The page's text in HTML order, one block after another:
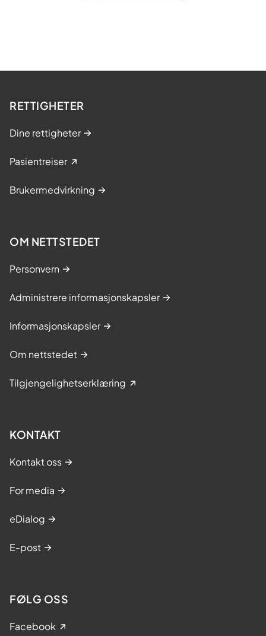
RETTIGHETER
Dine rettigheter
Pasientreiser
Brukermedvirkning
OM NETTSTEDET
Personvern
Administrere informasjonskapsler
Informasjonskapsler
Om nettstedet
Tilgjengelighetserklæring
KONTAKT
Kontakt oss
For media
eDialog
E-post
FØLG OSS
Facebook